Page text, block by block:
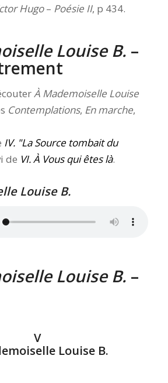
Hugo– Poésie II, p 434.
Louise B. –
À Mademoiselle Louise
Contemplations, En marche,
IV. La Source tombait du
de VI. À Vous qui êtes là.
Louise B.
Louise B. –
V
Louise B.